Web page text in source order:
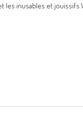
les inusables et jouissifs